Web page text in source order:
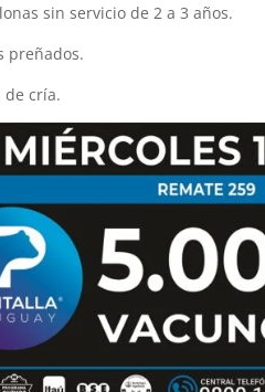
sin servicio de 2 a 3 años.
preñados.
de cría.